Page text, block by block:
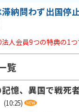
納問わず出国停
法人会員9つの特典の1
覧
憶、異国で戦死
(10:25)